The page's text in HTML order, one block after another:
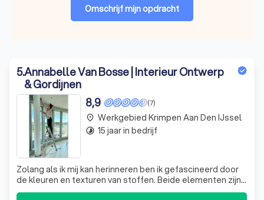
Omschrijf mijn opdracht
5.Annabelle Van Bosse | Interieur Ontwerp
& Gordijnen
(7)
8,9
Zolang als ik mij kan herinneren ben ik gefascineerd door
de kleuren en texturen van stoffen. Beide elementen zijn
heel sfeerbepalend voor een interieur. Het is geweldig
place Werkgebied Krimpen Aan Den IJssel
timelapse 15 jaar in bedrijf